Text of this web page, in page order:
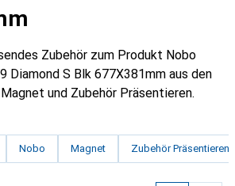
Zubehör zum Produkt Nobo
Diamond S Blk 677X381mm aus den
und Zubehör Präsentieren.
Nobo Magnet Zubehör Präsentieren